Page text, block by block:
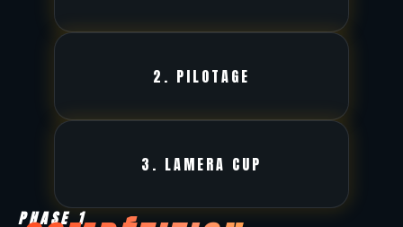
2. PILOTAGE
3. LAMERA CUP
PHASE 1